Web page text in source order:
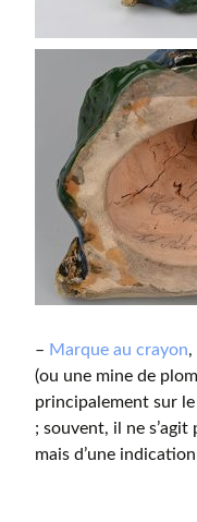
– Marque au crayon,
(ou une mine de
principalement sur
; souvent, il ne
mais d’une